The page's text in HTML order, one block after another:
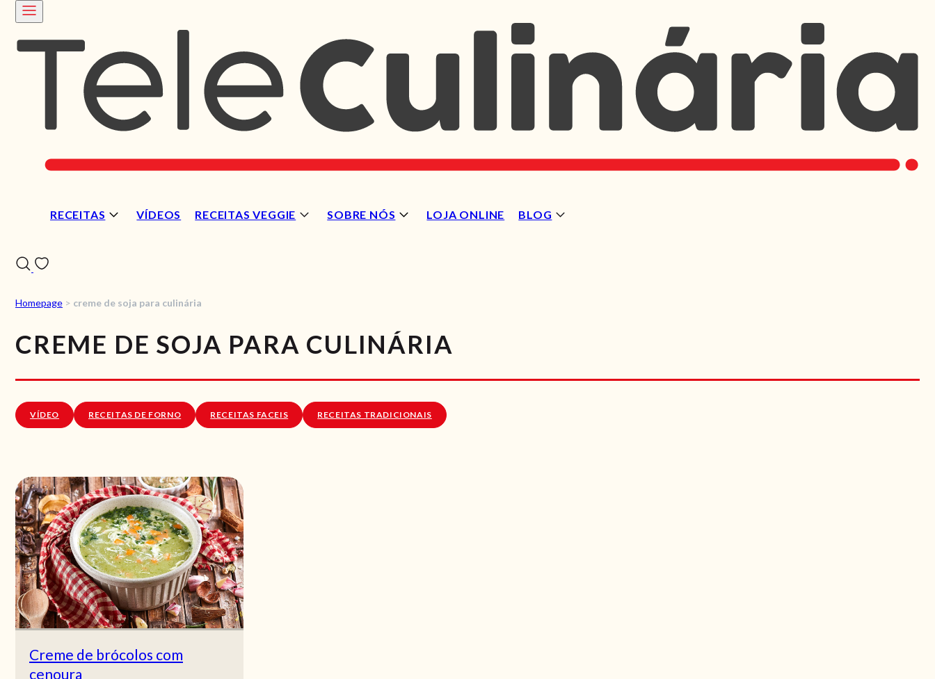
RECEITAS VÍDEOS RECEITAS VEGGIE SOBRE NÓS LOJA ONLINE BLOG
Homepage > creme de soja para culinária
CREME DE SOJA PARA CULINÁRIA
VÍDEO RECEITAS DE FORNO RECEITAS FACEIS RECEITAS TRADICIONAIS
Creme de brócolos com
cenoura